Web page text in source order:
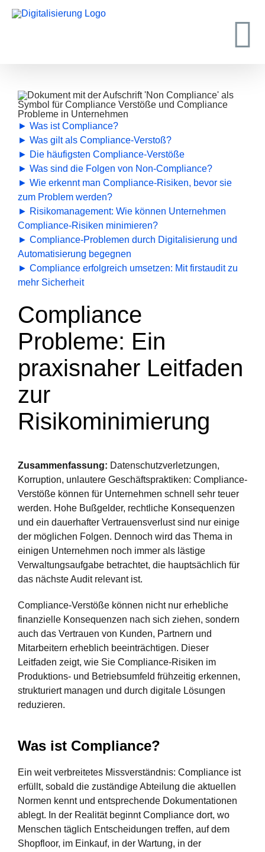
Inhalt
► Was ist Compliance?
► Was gilt als Compliance-Verstoß?
► Die häufigsten Compliance-Verstöße
► Was sind die Folgen von Non-Compliance?
► Wie erkennt man Compliance-Risiken, bevor sie
zum Problem werden?
► Risikomanagement: Wie können Unternehmen
Compliance-Risiken minimieren?
► Compliance-Problemen durch Digitalisierung und
Automatisierung begegnen
► Compliance erfolgreich umsetzen: Mit firstaudit zu
mehr Sicherheit
Compliance
Probleme: Ein
praxisnaher Leitfaden
zur
Risikominimierung
Zusammenfassung: Datenschutzverletzungen,
Korruption, unlautere Geschäftspraktiken: Compliance-
Verstöße können für Unternehmen schnell sehr teuer
werden. Hohe Bußgelder, rechtliche Konsequenzen
und ein dauerhafter Vertrauensverlust sind nur einige
der möglichen Folgen. Dennoch wird das Thema in
einigen Unternehmen noch immer als lästige
Verwaltungsaufgabe betrachtet, die hauptsächlich für
das nächste Audit relevant ist.
Compliance-Verstöße können nicht nur erhebliche
finanzielle Konsequenzen nach sich ziehen, sondern
auch das Vertrauen von Kunden, Partnern und
Mitarbeitern erheblich beeinträchtigen. Dieser
Leitfaden zeigt, wie Sie Compliance-Risiken im
Produktions- und Betriebsumfeld frühzeitig erkennen,
strukturiert managen und durch digitale Lösungen
reduzieren.
Was ist Compliance?
Ein weit verbreitetes Missverständnis: Compliance ist
erfüllt, sobald die zuständige Abteilung die aktuellen
Normen kennt und entsprechende Dokumentationen
ablegt. In der Realität beginnt Compliance dort, wo
Menschen täglich Entscheidungen treffen, auf dem
Shopfloor, im Einkauf, in der Wartung, in der